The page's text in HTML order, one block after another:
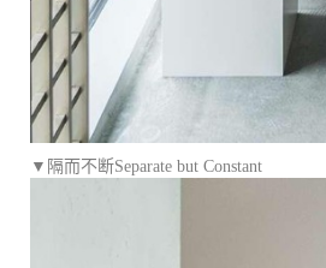
▼隔而不断Separate but Constant